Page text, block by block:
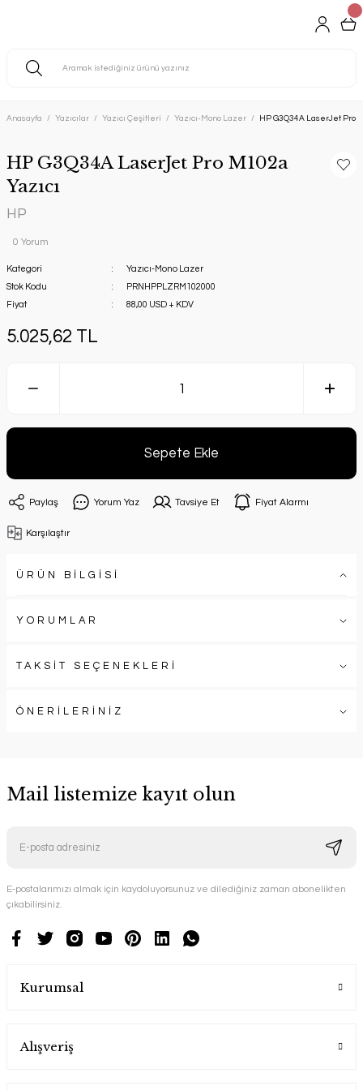
Anasayfa Yazıcılar Yazıcı Çeşitleri Yazıcı-Mono Lazer HP G3Q34A LaserJet Pro
HP G3Q34A LaserJet Pro M102a
Yazıcı
HP
0 Yorum
Kategori
Yazıcı-Mono Lazer
Stok Kodu
PRNHPPLZRM102000
Fiyat
88,00 USD + KDV
5.025,62 TL
Sepete Ekle
Paylaş Yorum Yaz Tavsiye Et Fiyat Alarmı
Karşılaştır
ÜRÜN BİLGİSİ
YORUMLAR
TAKSİT SEÇENEKLERİ
ÖNERİLERİNİZ
Mail listemize kayıt olun
E-postalarımızı almak için kaydoluyorsunuz ve dilediğiniz zaman abonelikten
çıkabilirsiniz.
Kurumsal
Alışveriş